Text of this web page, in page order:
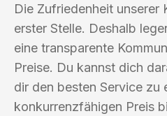
Die Zufriedenheit unserer
erster Stelle. Deshalb
eine transparente
Preise. Du kannst dich
dir den besten Service zu
konkurrenzfähigen Preis